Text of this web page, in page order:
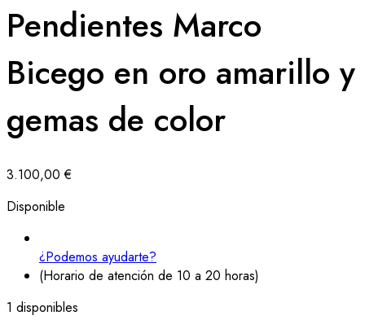
Pendientes Marco
Bicego en oro amarillo y
gemas de color
3.100,00€
Disponible
¿Podemos ayudarte?
(Horario de atención de 10 a 20 horas)
1 disponibles